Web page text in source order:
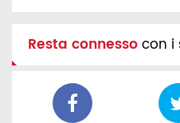
Resta connessocon i